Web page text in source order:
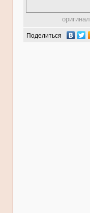
оригинал
Поделиться